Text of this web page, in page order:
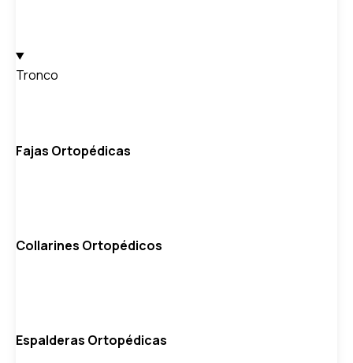
Tronco
Fajas Ortopédicas
Collarines Ortopédicos
Espalderas Ortopédicas